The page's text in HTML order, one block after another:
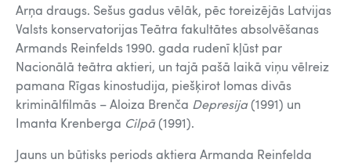
Arņa draugs. Sešus gadus vēlāk, pēc toreizējās Latvijas
Valsts konservatorijas Teātra fakultātes absolvēšanas
Armands Reinfelds 1990. gada rudenī kļūst par
Nacionālā teātra aktieri, un tajā pašā laikā viņu vēlreiz
pamana Rīgas kinostudija, piešķirot lomas divās
kriminālfilmās – Aloiza Brenča Depresija (1991) un
Imanta Krenberga Cilpā (1991).
Jauns un būtisks periods aktiera Armanda Reinfelda